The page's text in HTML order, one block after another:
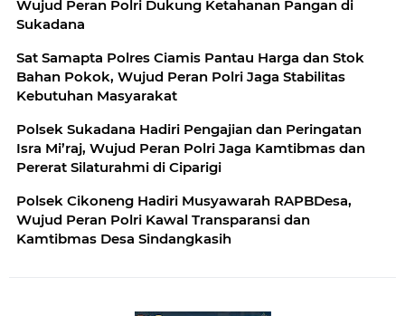
Wujud Peran Polri Dukung Ketahanan Pangan di
Sukadana
Sat Samapta Polres Ciamis Pantau Harga dan Stok
Bahan Pokok, Wujud Peran Polri Jaga Stabilitas
Kebutuhan Masyarakat
Polsek Sukadana Hadiri Pengajian dan Peringatan
Isra Mi’raj, Wujud Peran Polri Jaga Kamtibmas dan
Pererat Silaturahmi di Ciparigi
Polsek Cikoneng Hadiri Musyawarah RAPBDesa,
Wujud Peran Polri Kawal Transparansi dan
Kamtibmas Desa Sindangkasih